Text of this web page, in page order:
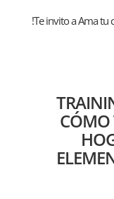
!Te invito a Ama tu
CÓMO